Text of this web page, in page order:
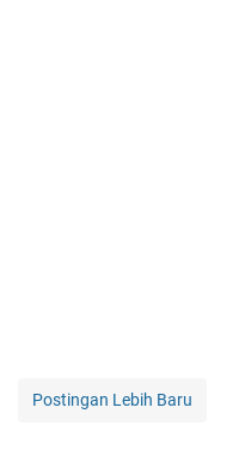
Postingan Lebih Baru